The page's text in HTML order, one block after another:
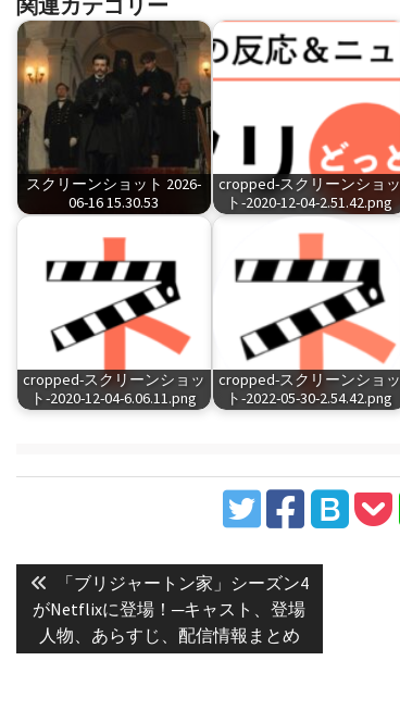
スクリーンショット 2026-
06-16 15.30.53
cropped-スクリーンショッ
ト-2020-12-04-2.51.42.png
cropped-スクリーンショッ
ト-2020-12-04-6.06.11.png
cropped-スクリーンショッ
ト-2022-05-30-2.54.42.png
投
稿
ナ
ビ
Previous
post:
「ブリジャートン家」シーズン4
がNetflixに登場！─キャスト、登場
人物、あらすじ、配信情報まとめ